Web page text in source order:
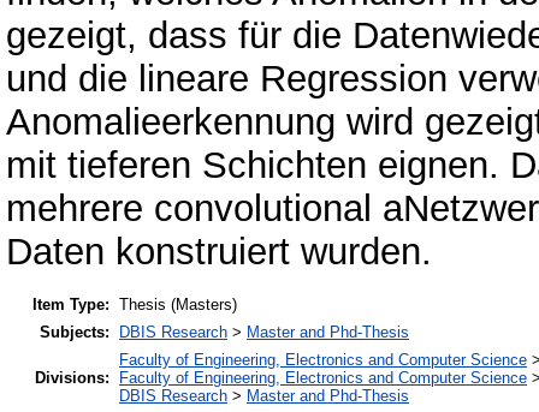
gezeigt, dass für die
und die lineare Regression
Anomalieerkennung wird
mit tieferen Schichten eignen.
mehrere convolutional
Daten konstruiert wurden.
Item Type: Thesis (Masters)
Subjects:
DBIS Research > Master and Phd-Thesis
Divisions:
Faculty of Engineering, Electronics and Computer Science
Faculty of Engineering, Electronics and Computer Science
DBIS Research > Master and Phd-Thesis